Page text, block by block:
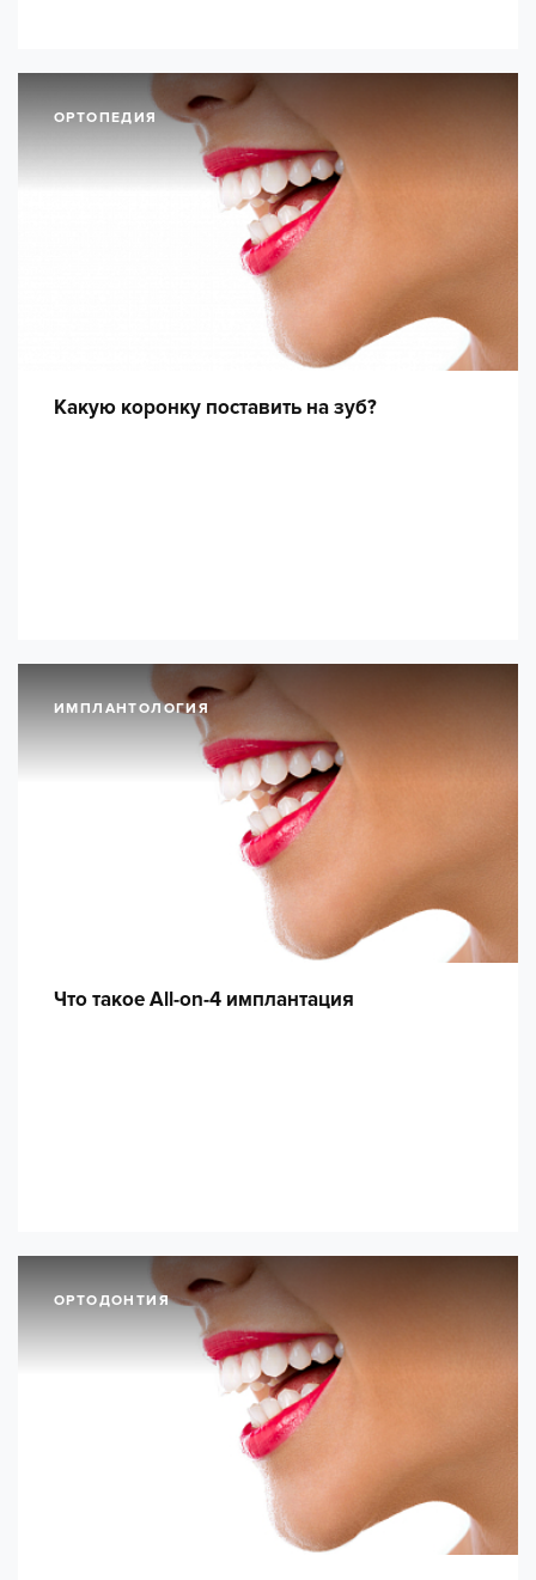
ОРТОПЕДИЯ
Какую коронку поставить на зуб?
ИМПЛАНТОЛОГИЯ
Что такое All-on-4 имплантация
ОРТОДОНТИЯ